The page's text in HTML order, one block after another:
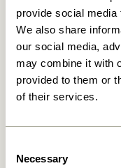
provide social
We also share
our social media,
may combine it with
provided to them or
of their services.
Selection
Necessary
Fri fragt
Kun